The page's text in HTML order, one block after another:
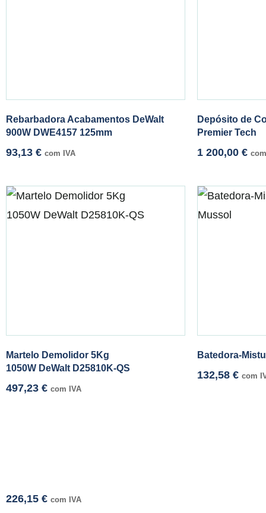
Rebarbadora Acabamentos DeWalt
900W DWE4157 125mm
93,13 € com IVA
Depósito de
Premier Tech
1 200,00 €
Martelo Demolidor 5Kg
1050W DeWalt D25810K-QS
497,23 € com IVA
Batedora-
132,58 € com
226,15 € com IVA